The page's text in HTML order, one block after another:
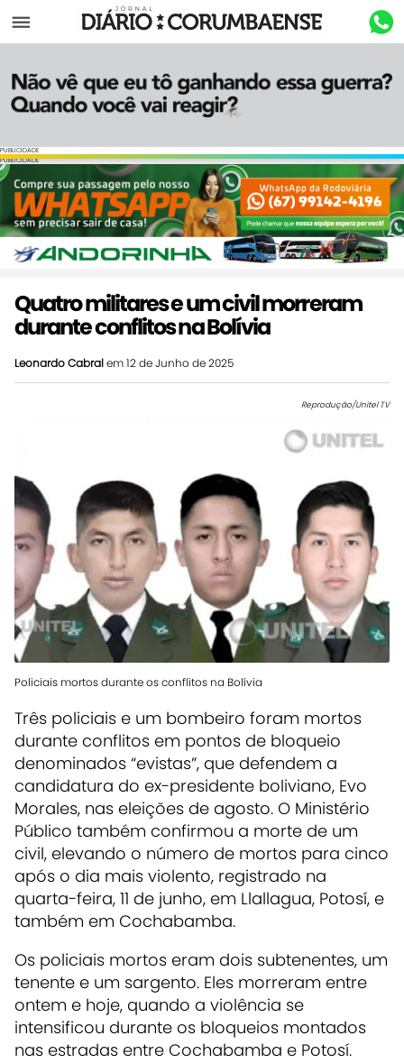
Menu
PUBLICIDADE
PUBLICIDADE
Quatro militares e um civil morreram
durante conflitos na Bolívia
Leonardo Cabralem 12 de Junho de 2025
Reprodução/Unitel TV
Policiais mortos durante os conflitos na Bolívia
Três policiais e um bombeiro foram mortos
durante conflitos em pontos de bloqueio
denominados “evistas”, que defendem a
candidatura do ex-presidente boliviano, Evo
Morales, nas eleições de agosto. O Ministério
Público também confirmou a morte de um
civil, elevando o número de mortos para cinco
após o dia mais violento, registrado na
quarta-feira, 11 de junho, em Llallagua, Potosí, e
também em Cochabamba.
Os policiais mortos eram dois subtenentes, um
tenente e um sargento. Eles morreram entre
ontem e hoje, quando a violência se
intensificou durante os bloqueios montados
nas estradas entre Cochabamba e Potosí.